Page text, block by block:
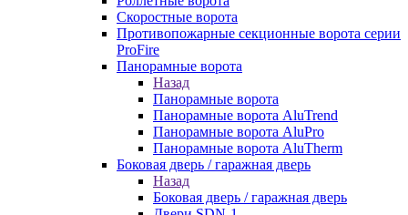
Скоростные ворота
Противопожарные секционные ворота серии
ProFire
Панорамные ворота
Назад
Панорамные ворота
Панорамные ворота AluTrend
Панорамные ворота AluPro
Панорамные ворота AluTherm
Боковая дверь / гаражная дверь
Назад
Боковая дверь / гаражная дверь